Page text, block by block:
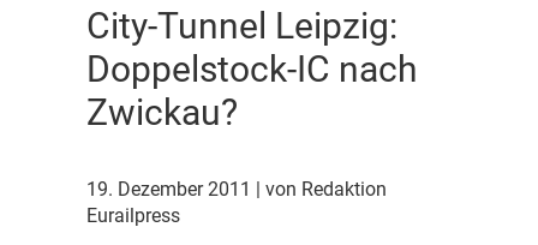
City-Tunnel Leipzig:
Doppelstock-IC nach
Zwickau?
19. Dezember 2011
| von Redaktion
Eurailpress